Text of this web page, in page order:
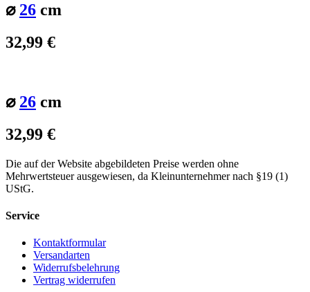
⌀ 26 cm
32,99 €
⌀ 26 cm
32,99 €
Die auf der Website abgebildeten Preise werden ohne
Mehrwertsteuer ausgewiesen, da Kleinunternehmer nach §19 (1)
UStG.
Service
Kontaktformular
Versandarten
Widerrufsbelehrung
Vertrag widerrufen